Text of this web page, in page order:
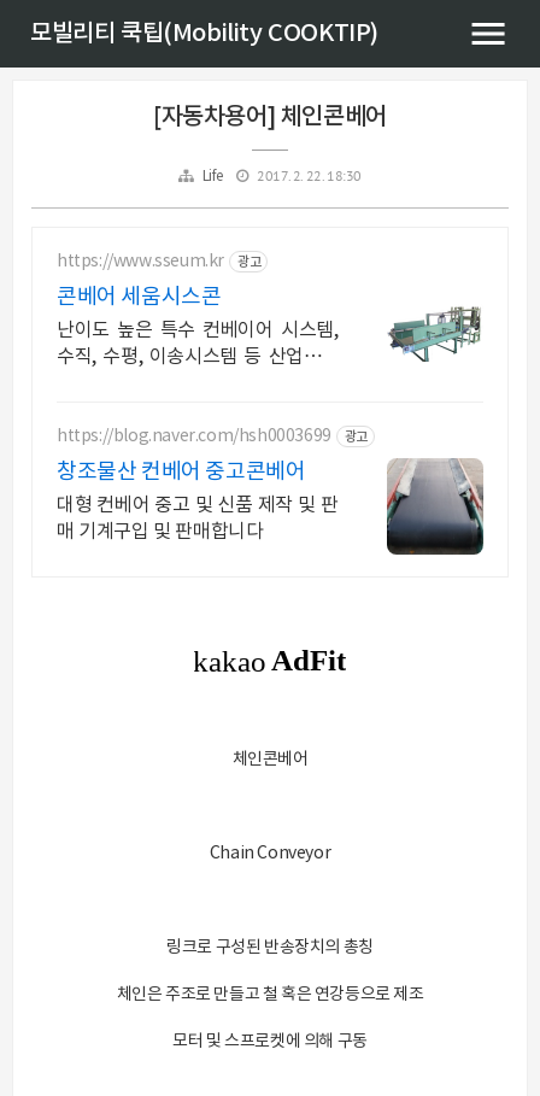
모빌리티 쿡팁(Mobility COOKTIP)
[자동차용어] 체인콘베어
Life 2017. 2. 22. 18:30
https://www.sseum.kr 광고
콘베어 세움시스콘
난이도 높은 특수 컨베이어 시스템,
수직, 수평, 이송시스템 등 산업기계
https://blog.naver.com/hsh0003699 광고
창조물산 컨베어 중고콘베어
대형 컨베어 중고 및 신품 제작 및 판
매 기계구입 및 판매합니다
체인콘베어
Chain Conveyor
링크로 구성된 반송장치의 총칭
체인은 주조로 만들고 철 혹은 연강등으로 제조
모터 및 스프로켓에 의해 구동